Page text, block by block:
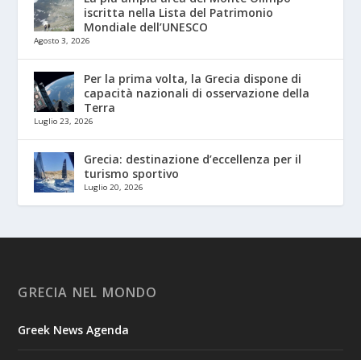
iscritta nella Lista del Patrimonio
Mondiale dell’UNESCO
Agosto 3, 2026
Per la prima volta, la Grecia dispone di
capacità nazionali di osservazione della
Terra
Luglio 23, 2026
Grecia: destinazione d’eccellenza per il
turismo sportivo
Luglio 20, 2026
GRECIA NEL MONDO
Greek News Agenda